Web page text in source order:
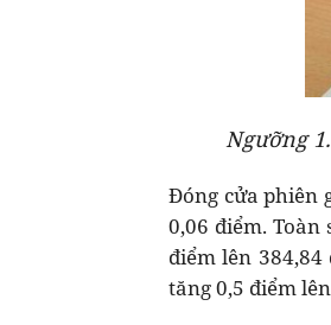
Ngưỡng
Đóng cửa phiên
0,06 điểm. Toàn
điểm lên
tăng 0,5 điểm